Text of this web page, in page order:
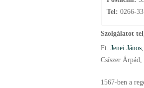
Tel: 0266-
Szolgálatot
Ft. Jenei János
Csíszer Árpád,
1567-ben a